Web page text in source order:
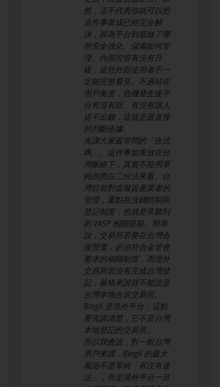
然，這不代表你就可以把
這件事當成已經完全解
決，因為平台到底做了哪
些安全強化、儲備如何管
理、內部控管有沒有升
級，這些外部使用者不一
定能完整看見。不過站在
用戶角度，危機發生後平
台有沒有賠、有沒有讓人
提不出錢，這就是最直接
的判斷依據。
先講大家最常問的「合法
嗎」。這件事如果放在台
灣脈絡下，其實不能用單
純的黑白二分法來看。台
灣目前對虛擬資產業者的
管理，重點在洗錢防制與
登記制度，也就是常聽到
的 VASP 相關規範。簡單
說，交易所若要在台灣合
規營運，必須符合金管會
要求的相關制度，而境外
交易所若沒有完成台灣登
記，嚴格來說就不能說是
台灣本地合規交易所。
BingX 是境外平台，這點
要先講清楚，它不是台灣
本地登記的交易所。
所以我會說，對一般台灣
用戶來講，BingX 的最大
風險不是單純「有沒有違
法」，而是境外平台一旦